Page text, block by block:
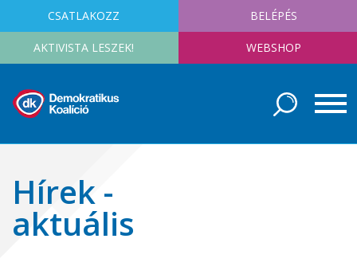
CSATLAKOZZ BELÉPÉS
AKTIVISTA LESZEK! WEBSHOP
Hírek -
aktuális